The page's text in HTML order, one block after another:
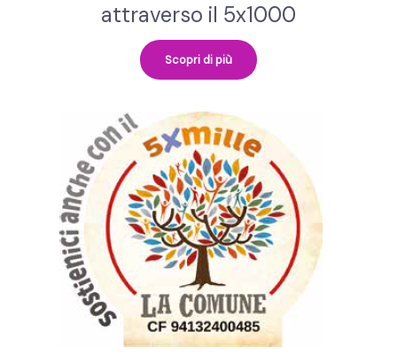
attraverso il 5x1000
Scopri di più